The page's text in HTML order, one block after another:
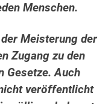
Menschen.
Meisterung der
Zugang zu den
Gesetze. Auch
veröffentlicht